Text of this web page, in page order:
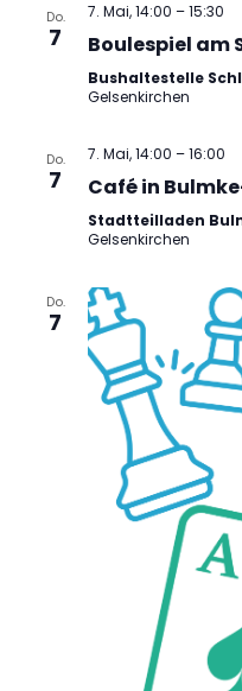
Do.
7
7. Mai, 14:00 –15:30
Boulespiel am
Bushaltestelle
Gelsenkirchen
Do.
7
7. Mai, 14:00 –16:00
Café in
Stadtteilladen
Gelsenkirchen
Do.
7